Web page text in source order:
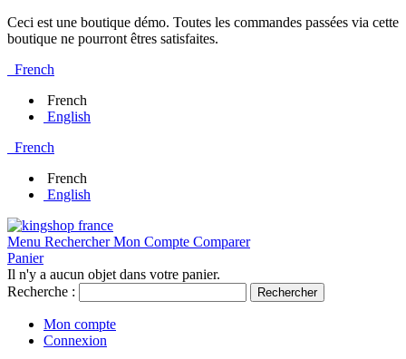
Ceci est une boutique démo. Toutes les commandes passées via cette
boutique ne pourront êtres satisfaites.
French
French
English
French
French
English
Menu Rechercher Mon Compte Comparer
Panier
Il n'y a aucun objet dans votre panier.
Recherche :
Rechercher
Mon compte
Connexion